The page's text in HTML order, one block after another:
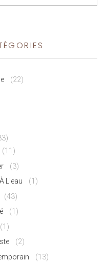
(22)
(11)
(3)
L'eau
(1)
(43)
(1)
(1)
(2)
(13)